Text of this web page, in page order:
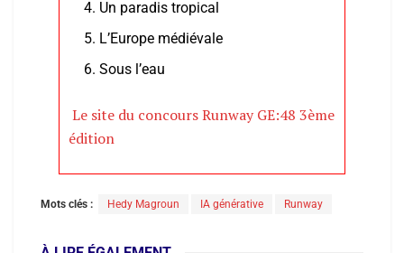
Un paradis tropical
L’Europe médiévale
Sous l’eau
Le site du concours Runway GE:48 3ème
édition
Mots clés : Hedy Magroun IA générative Runway